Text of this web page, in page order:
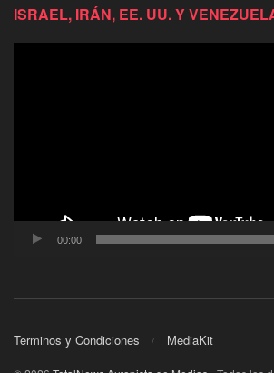
ISRAEL, IRÁN, EE. UU. Y
00:00
Terminos y Condiciones MediaKit